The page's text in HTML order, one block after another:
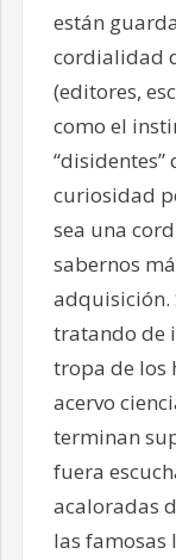
están
cordialidad
(editores,
como el
curiosidad
sea una
sabernos
adquisición.
tratando de
tropa de los
acervo
terminan
fuera
acaloradas
las famosas